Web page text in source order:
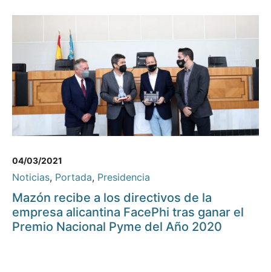
04/03/2021
Noticias, Portada, Presidencia
Mazón recibe a los directivos de la
empresa alicantina FacePhi tras ganar el
Premio Nacional Pyme del Año 2020